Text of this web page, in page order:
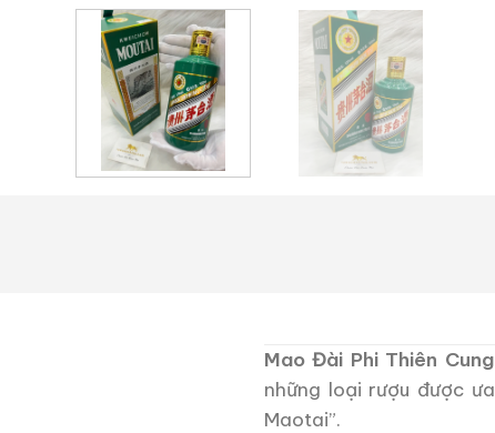
Mao Đài Phi Thiên
những loại rượu được
Maotai”.